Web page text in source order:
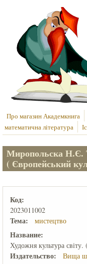
Перейти до основного вмісту
Про магазин Академкнига
математична література
Миропольска Н.Є.
( Європейський
Код:
2023011002
Тема: мистецтво
Название:
Художня культура
Издательство: Вища